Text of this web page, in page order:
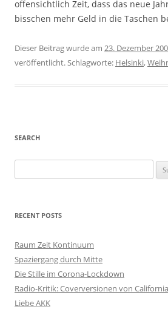
offensichtlich Zeit, dass das neue
bisschen mehr Geld in die Taschen
Dieser Beitrag wurde am 23. Dezember
veröffentlicht. Schlagworte: Helsinki,
SEARCH
u
h
n
n
a
c
h
RECENT POSTS
Raum Zeit Kontinuum
Spaziergang durch Mitte
Die Stille im Corona-Lockdown
Radio-Kritik: Coverversionen von
Liebe AKK